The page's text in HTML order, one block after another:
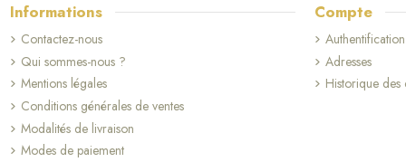
Informations
Contactez-nous
Qui sommes-nous ?
Mentions légales
Conditions générales de ventes
Modalités de livraison
Modes de paiement
Compte
Authentification
Adresses
Historique des